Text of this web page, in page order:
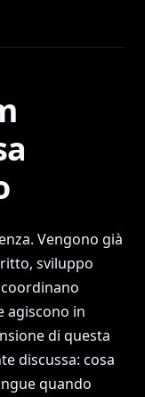
Vengono già
sviluppo
agiscono in
di questa
discussa: cosa
quando